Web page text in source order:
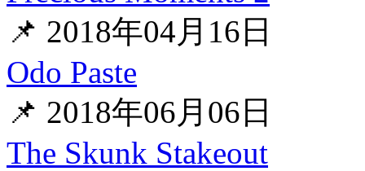
📌 2018年04月16日
Odo Paste
📌 2018年06月06日
The Skunk Stakeout